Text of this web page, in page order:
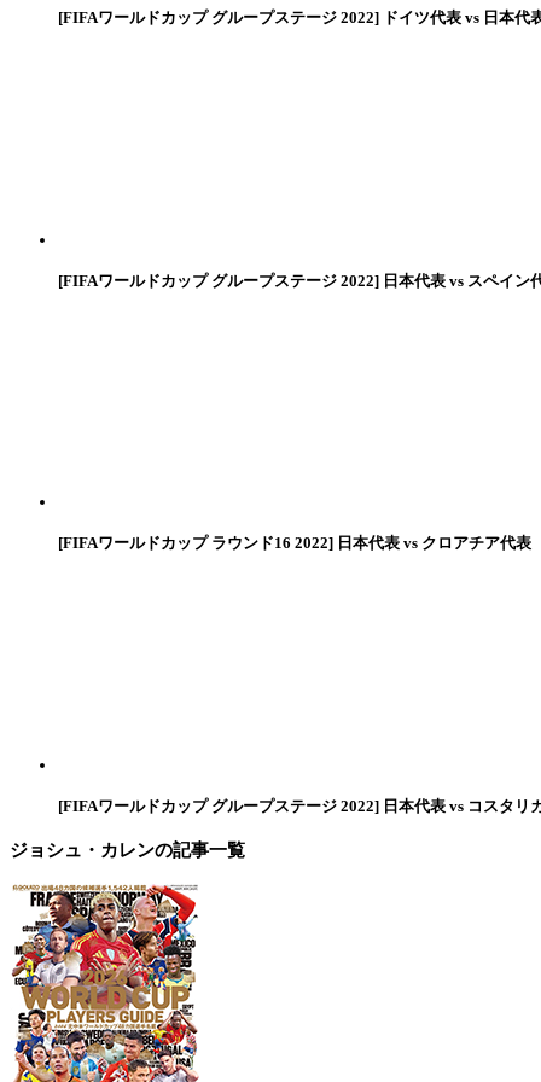
[FIFAワールドカップ グループステージ 2022] ドイツ代表 vs 日本代
[FIFAワールドカップ グループステージ 2022] 日本代表 vs スペイン
[FIFAワールドカップ ラウンド16 2022] 日本代表 vs クロアチア代表
[FIFAワールドカップ グループステージ 2022] 日本代表 vs コスタリ
ジョシュ・カレンの記事一覧